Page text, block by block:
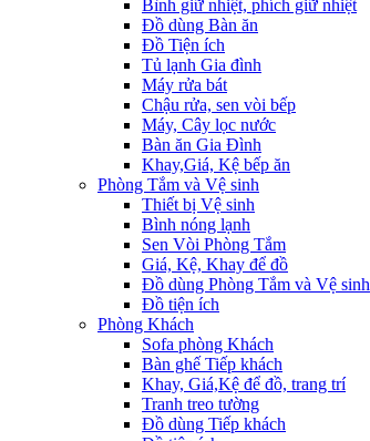
Bình giữ nhiệt, phích giữ nhiệt
Đồ dùng Bàn ăn
Đồ Tiện ích
Tủ lạnh Gia đình
Máy rửa bát
Chậu rửa, sen vòi bếp
Máy, Cây lọc nước
Bàn ăn Gia Đình
Khay,Giá, Kệ bếp ăn
Phòng Tắm và Vệ sinh
Thiết bị Vệ sinh
Bình nóng lạnh
Sen Vòi Phòng Tắm
Giá, Kệ, Khay để đồ
Đồ dùng Phòng Tắm và Vệ sinh
Đồ tiện ích
Phòng Khách
Sofa phòng Khách
Bàn ghế Tiếp khách
Khay, Giá,Kệ để đồ, trang trí
Tranh treo tường
Đồ dùng Tiếp khách